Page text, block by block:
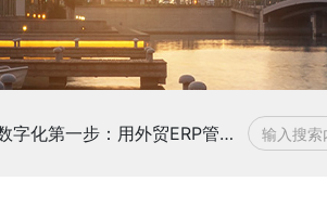
小预算大成效！中小企业数字化第一步：用外贸ERP管住订单和成本